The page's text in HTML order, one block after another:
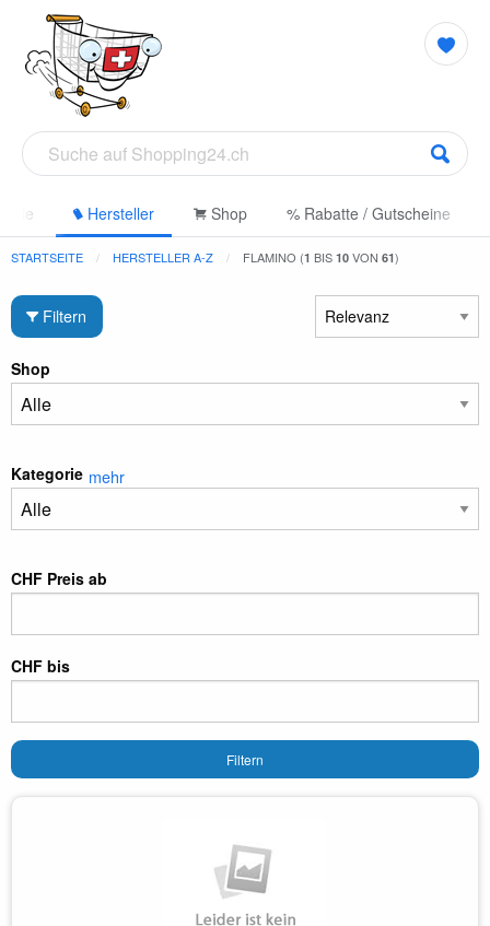
Hersteller Shop % Rabatte / Gutscheine
STARTSEITE HERSTELLER A-Z FLAMINO (1 BIS 10 VON 61)
Filtern
Shop
Kategorie mehr
CHF Preis ab
CHF bis
Filtern